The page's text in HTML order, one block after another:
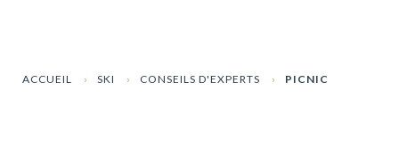
ACCUEIL SKI CONSEILS D'EXPERTS PICNIC